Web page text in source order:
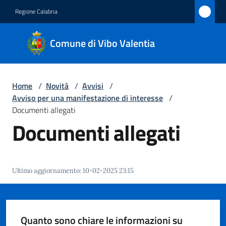
Regione Calabria
Comune di Vibo Valentia
Comune
di Vibo
Valentia
Amministrazione
Novità
Vibo
Valentia
Home / Novità / Avvisi /
Avviso per una manifestazione di interesse /
Documenti allegati
Documenti allegati
Ultimo aggiornamento:10-02-2025 23:15
Quanto sono chiare le informazioni su